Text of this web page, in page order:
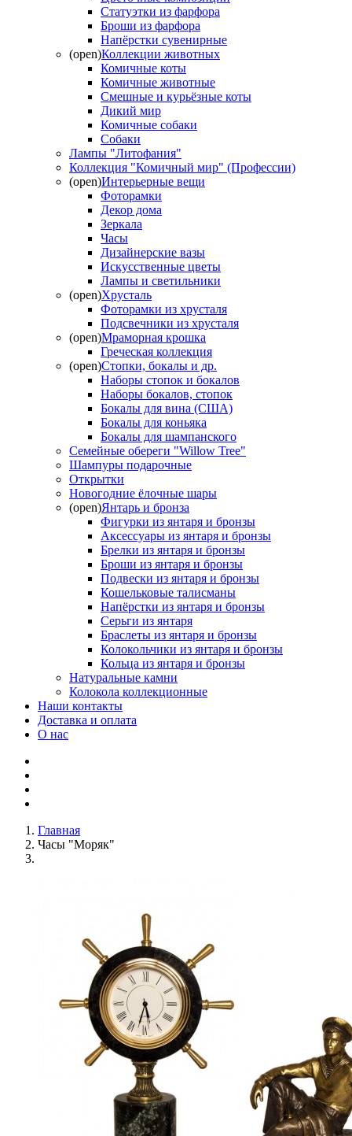
Статуэтки из фарфора
Броши из фарфора
Напёрстки сувенирные
(open)Коллекции животных
Комичные коты
Комичные животные
Смешные и курьёзные коты
Дикий мир
Комичные собаки
Собаки
Лампы "Литофания"
Коллекция "Комичный мир" (Профессии)
(open)Интерьерные вещи
Фоторамки
Декор дома
Зеркала
Часы
Дизайнерские вазы
Искусственные цветы
Лампы и светильники
(open)Хрусталь
Фоторамки из хрусталя
Подсвечники из хрусталя
(open)Мраморная крошка
Греческая коллекция
(open)Стопки, бокалы и др.
Наборы стопок и бокалов
Наборы бокалов, стопок
Бокалы для вина (США)
Бокалы для коньяка
Бокалы для шампанского
Семейные обереги "Willow Tree"
Шампуры подарочные
Открытки
Новогодние ёлочные шары
(open)Янтарь и бронза
Фигурки из янтаря и бронзы
Аксессуары из янтаря и бронзы
Брелки из янтаря и бронзы
Броши из янтаря и бронзы
Подвески из янтаря и бронзы
Кошельковые талисманы
Напёрстки из янтаря и бронзы
Серьги из янтаря
Браслеты из янтаря и бронзы
Колокольчики из янтаря и бронзы
Кольца из янтаря и бронзы
Натуральные камни
Колокола коллекционные
Наши контакты
Доставка и оплата
О нас
Главная
Часы "Моряк"